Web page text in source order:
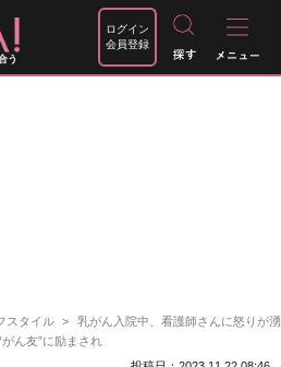
う
ログイン
会員登録
スタイル
乳がん入院中、看護師さんに怒りが湧
ん友”に励まされ